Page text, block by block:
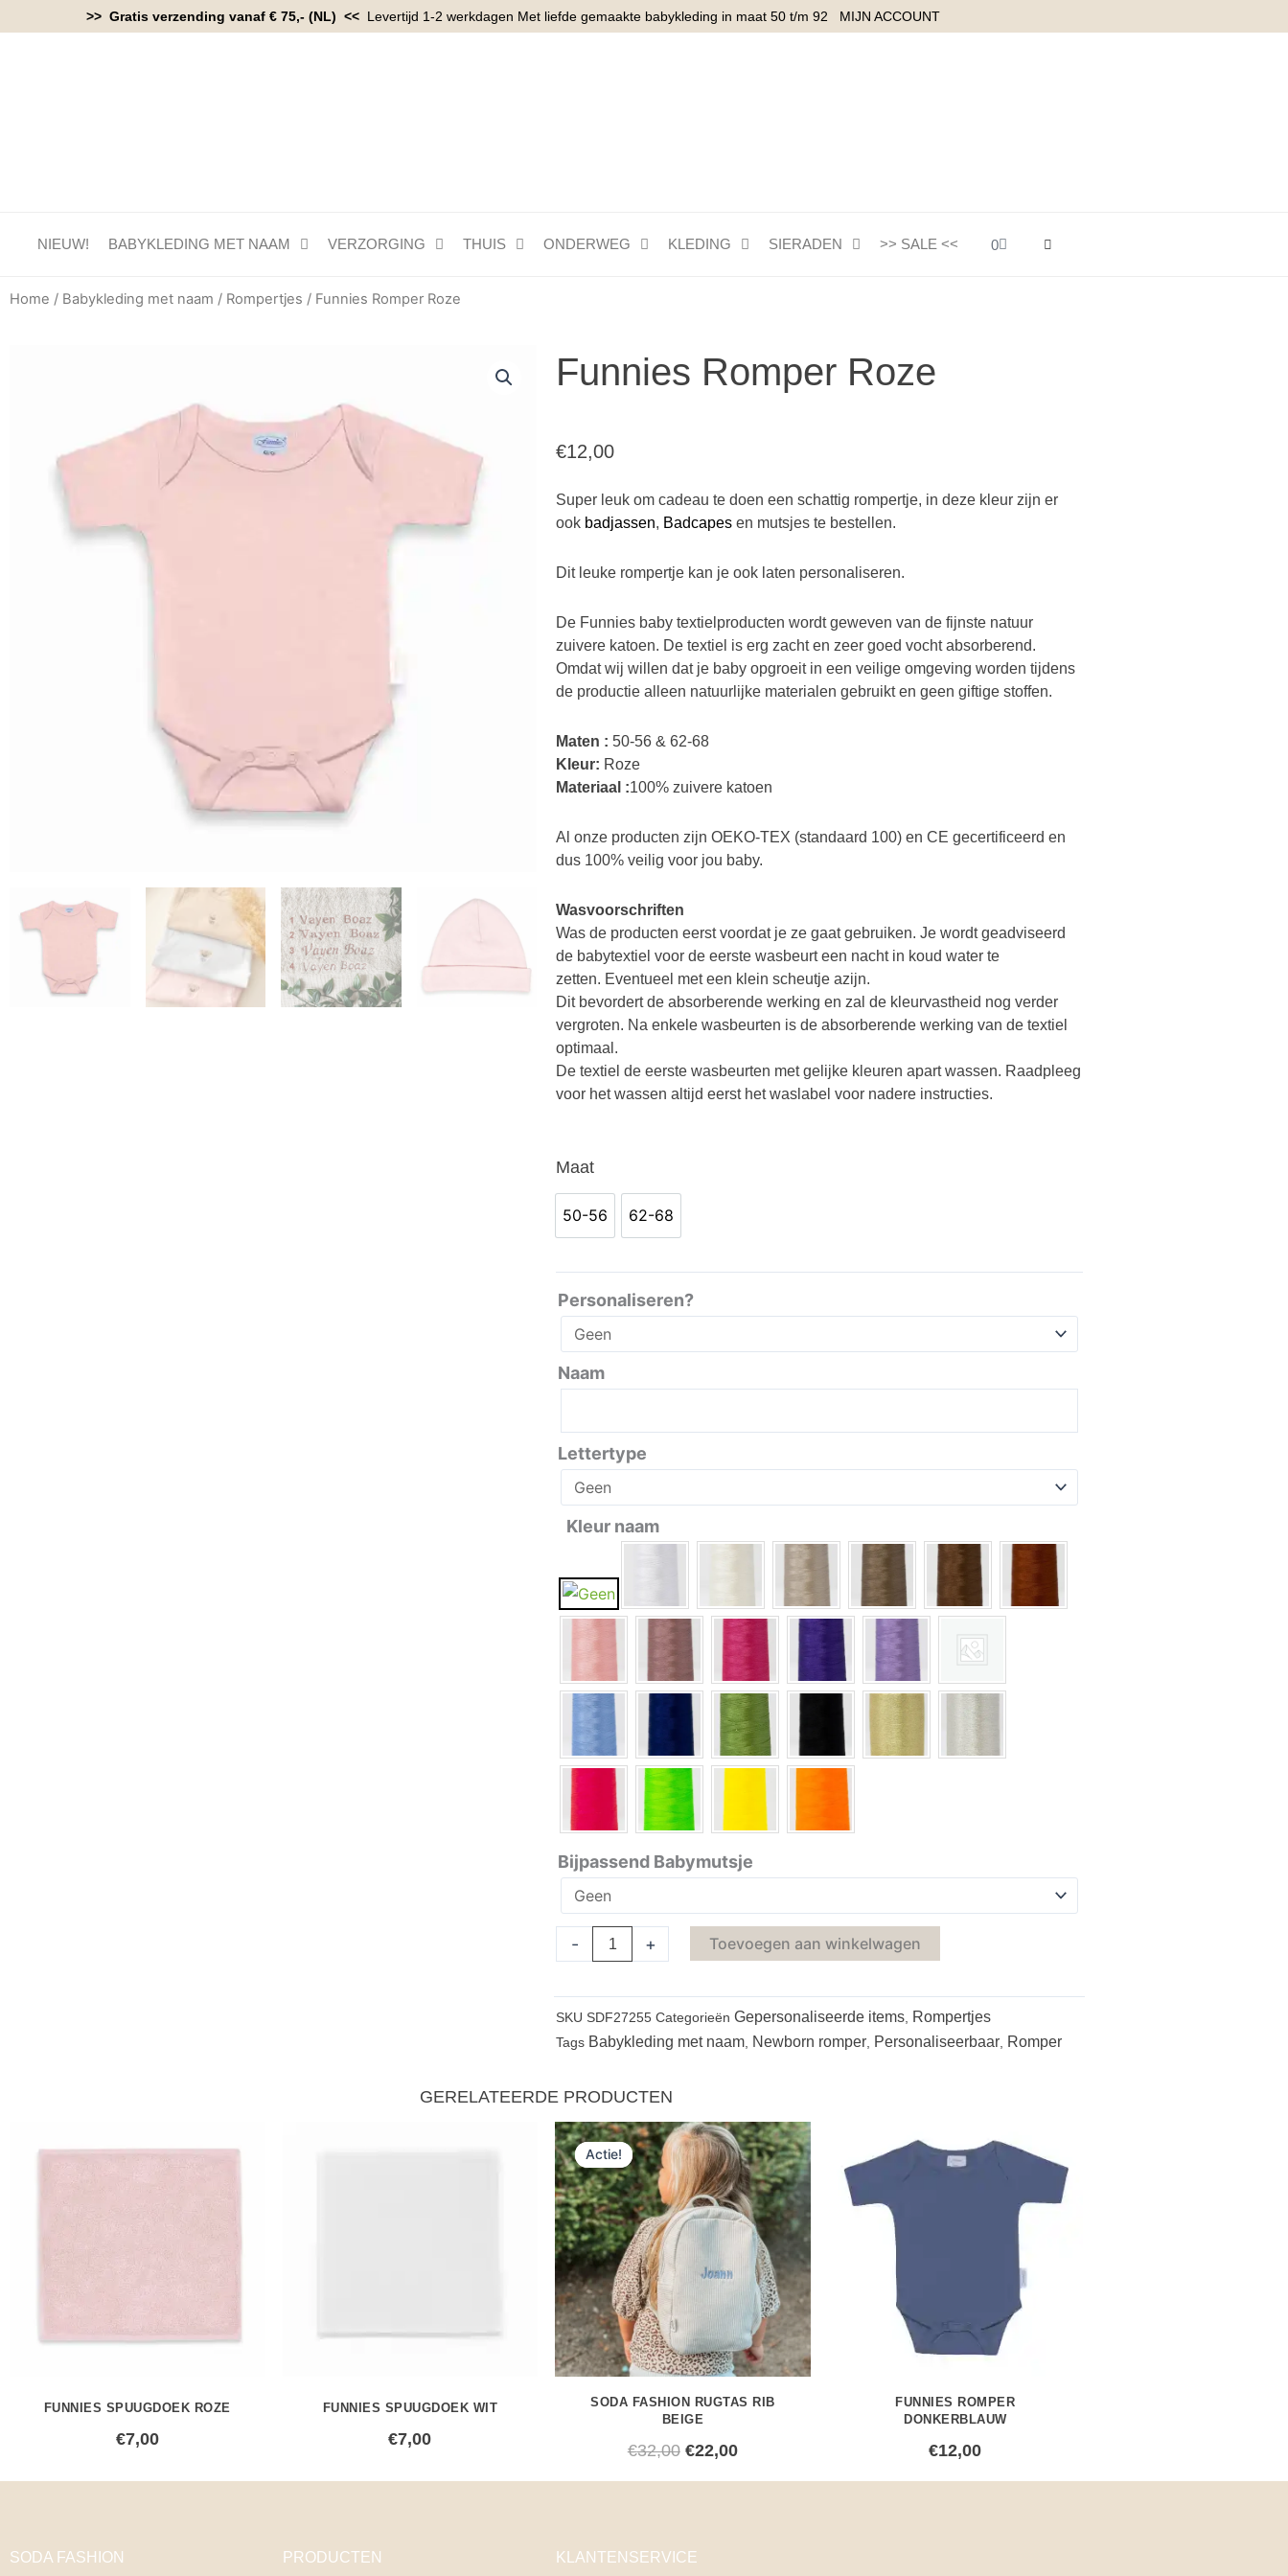
naar
>> Gratis verzending vanaf € 75,- (NL) <<Levertijd 1-2 werkdagen Met liefde gemaakte babykleding in maat 50 t/m 92 MIJN ACCOUNT
NIEUW! BABYKLEDING MET NAAM VERZORGING THUIS ONDERWEG KLEDING SIERADEN >> SALE << 0
Winkelwagen
Home / Babykleding met naam / Rompertjes / Funnies Romper Roze
Funnies Romper Roze
€12,00
Super leuk om cadeau te doen een schattig rompertje, in deze kleur zijn er
ook badjassen, Badcapes en mutsjes te bestellen.
Dit leuke rompertje kan je ook laten personaliseren.
De Funnies baby textielproducten wordt geweven van de fijnste natuur
zuivere katoen. De textiel is erg zacht en zeer goed vocht absorberend.
Omdat wij willen dat je baby opgroeit in een veilige omgeving worden tijdens
de productie alleen natuurlijke materialen gebruikt en geen giftige stoffen.
Maten : 50-56 & 62-68
Kleur: Roze
Materiaal :100% zuivere katoen
Al onze producten zijn OEKO-TEX (standaard 100) en CE gecertificeerd en
dus 100% veilig voor jou baby.
Wasvoorschriften
Was de producten eerst voordat je ze gaat gebruiken. Je wordt geadviseerd
de babytextiel voor de eerste wasbeurt een nacht in koud water te
zetten. Eventueel met een klein scheutje azijn.
Dit bevordert de absorberende werking en zal de kleurvastheid nog verder
vergroten. Na enkele wasbeurten is de absorberende werking van de textiel
optimaal.
De textiel de eerste wasbeurten met gelijke kleuren apart wassen. Raadpleeg
voor het wassen altijd eerst het waslabel voor nadere instructies.
Maat
50-56 62-68
Personaliseren?
Naam
Lettertype
Kleur naam
Bijpassend Babymutsje
-
Funnies
Roze
aantal
+ Toevoegen aan winkelwagen
SKU SDF27255 Categorieën Gepersonaliseerde items Rompertjes
Tags Babykleding met naam Newborn romper Personaliseerbaar Romper
GERELATEERDE PRODUCTEN
FUNNIES SPUUGDOEK ROZE
€7,00
FUNNIES SPUUGDOEK WIT
€7,00
Actie!
Actie!
SODA FASHION RUGTAS RIB
BEIGE
€32,00
Oorspronkelijke
prijs
was:
€32,00.
€22,00
Huidige
prijs
is:
€22,00.
FUNNIES ROMPER
DONKERBLAUW
€12,00
SODA FASHION PRODUCTEN KLANTENSERVICE